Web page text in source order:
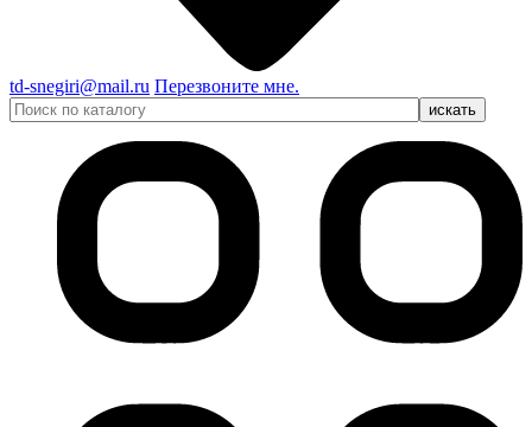
td-snegiri@mail.ru Перезвоните мне.